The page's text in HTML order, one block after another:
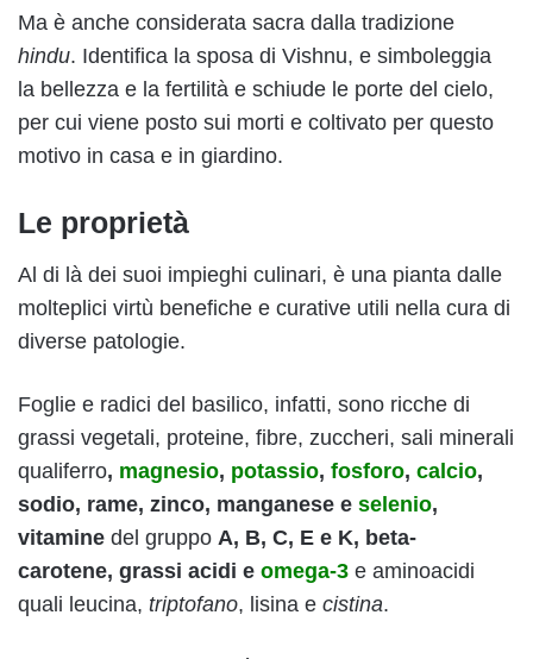
Ma è anche considerata sacra dalla tradizione
hindu. Identifica la sposa di Vishnu, e simboleggia
la bellezza e la fertilità e schiude le porte del cielo,
per cui viene posto sui morti e coltivato per questo
motivo in casa e in giardino.
Le proprietà
Al di là dei suoi impieghi culinari, è una pianta dalle
molteplici virtù benefiche e curative utili nella cura di
diverse patologie.
Foglie e radici del basilico, infatti, sono ricche di
grassi vegetali, proteine, fibre, zuccheri, sali minerali
qualiferro, magnesio, potassio, fosforo, calcio,
sodio, rame, zinco, manganese e selenio,
vitamine del gruppo A, B, C, E e K, beta-
carotene, grassi acidi e omega-3 e aminoacidi
quali leucina, triptofano, lisina e cistina.